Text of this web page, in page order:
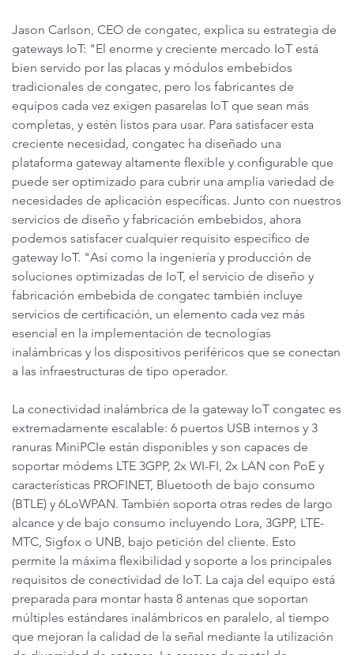
Jason Carlson, CEO de congatec, explica su estrategia de
gateways IoT: "El enorme y creciente mercado IoT está
bien servido por las placas y módulos embebidos
tradicionales de congatec, pero los fabricantes de
equipos cada vez exigen pasarelas IoT que sean más
completas, y estén listos para usar. Para satisfacer esta
creciente necesidad, congatec ha diseñado una
plataforma gateway altamente flexible y configurable que
puede ser optimizado para cubrir una amplia variedad de
necesidades de aplicación específicas. Junto con nuestros
servicios de diseño y fabricación embebidos, ahora
podemos satisfacer cualquier requisito específico de
gateway IoT. "Así como la ingeniería y producción de
soluciones optimizadas de IoT, el servicio de diseño y
fabricación embebida de congatec también incluye
servicios de certificación, un elemento cada vez más
esencial en la implementación de tecnologías
inalámbricas y los dispositivos periféricos que se conectan
a las infraestructuras de tipo operador.
La conectividad inalámbrica de la gateway IoT congatec es
extremadamente escalable: 6 puertos USB internos y 3
ranuras MiniPCIe están disponibles y son capaces de
soportar módems LTE 3GPP, 2x WI-FI, 2x LAN con PoE y
características PROFINET, Bluetooth de bajo consumo
(BTLE) y 6LoWPAN. También soporta otras redes de largo
alcance y de bajo consumo incluyendo Lora, 3GPP, LTE-
MTC, Sigfox o UNB, bajo petición del cliente. Esto
permite la máxima flexibilidad y soporte a los principales
requisitos de conectividad de IoT. La caja del equipo está
preparada para montar hasta 8 antenas que soportan
múltiples estándares inalámbricos en paralelo, al tiempo
que mejoran la calidad de la señal mediante la utilización